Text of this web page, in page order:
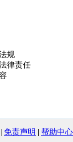
规
律责任
| 免责声明 | 帮助中心